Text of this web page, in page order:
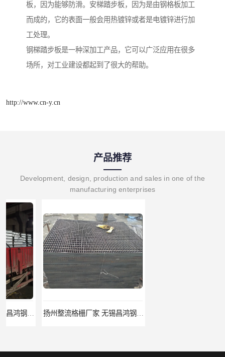
板，因为能够防滑。安梯踏步板，因为是由钢格板加工
而成的，它的表面一般会用热镀锌或者是电镀锌进行加
工处理。
钢梯踏步板是一种深加工产品，它可以广泛应用在很多
场所，对工业建设都起到了很大的帮助。
http://www.cn-y.cn
产品推荐
Development, design, production and sales in one of the
manufacturing enterprises
扬州整流格栅厂家 无锡昌鸿钢格板有限公司